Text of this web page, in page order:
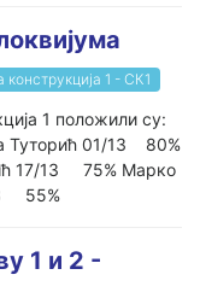
конструкција 1 - СК1
1 положили су:
Туторић 01/13 80%
17/13 75% Марко
55%
1 и 2 -